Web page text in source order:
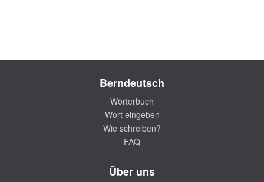
Berndeutsch
Wörterbuch
Wort eingeben
Wie schreiben?
FAQ
Über uns